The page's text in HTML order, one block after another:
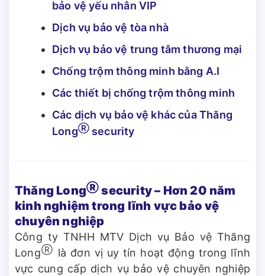
bảo vệ yếu nhân VIP
Dịch vụ bảo vệ tòa nhà
Dịch vụ bảo vệ trung tâm thương mại
Chống trộm thông minh bằng A.I
Các thiết bị chống trộm thông minh
Các dịch vụ bảo vệ khác của Thăng
LongⓇsecurity
Thăng LongⓇ security – Hơn 20 năm
kinh nghiệm trong lĩnh vực bảo vệ
chuyên nghiệp
Công ty TNHH MTV Dịch vụ Bảo vệ Thăng
LongⓇ
là đơn vị uy tín hoạt động trong lĩnh
vực cung cấp dịch vụ bảo vệ chuyên nghiệp